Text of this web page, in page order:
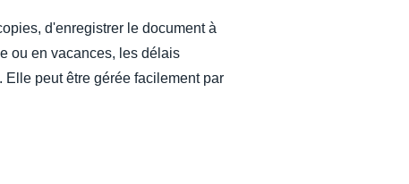
d'enregistrer le document à
ou en vacances, les délais
peut être gérée facilement par